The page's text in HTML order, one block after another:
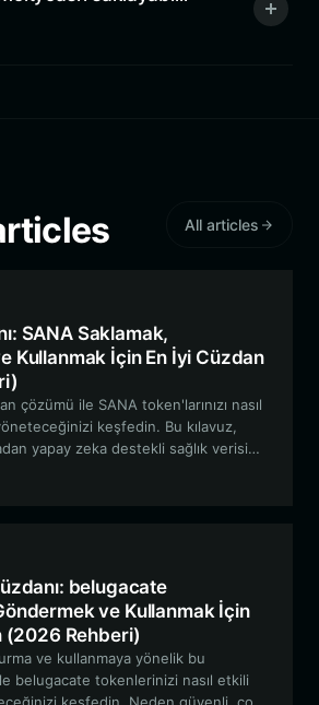
All articles
SANA Saklamak,
Kullanmak İçin En İyi Cüzdan
çözümü ile SANA token'larınızı nasıl
keşfedin. Bu kılavuz,
yapay zeka destekli sağlık verisi
kullanmaya kadar, Bitget Wallet ile
belugacate
ve Kullanmak İçin
(2026 Rehberi)
ve kullanmaya yönelik bu
belugacate tokenlerinizi nasıl etkili